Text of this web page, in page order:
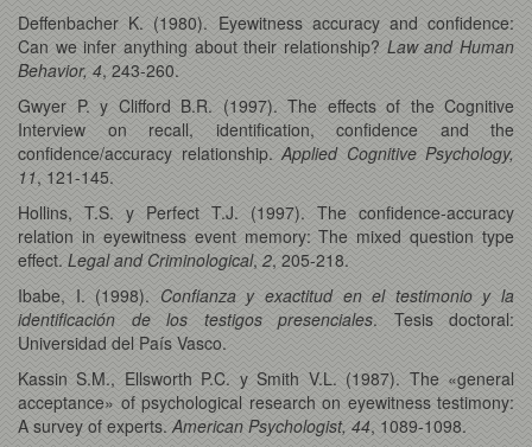
Deffenbacher K. (1980). Eyewitness accuracy and confidence:
Can we infer anything about their relationship? Law and Human
Behavior, 4, 243-260.
Gwyer P. y Clifford B.R. (1997). The effects of the Cognitive
Interview on recall, identification, confidence and the
confidence/accuracy relationship. Applied Cognitive Psychology,
11, 121-145.
Hollins, T.S. y Perfect T.J. (1997). The confidence-accuracy
relation in eyewitness event memory: The mixed question type
effect. Legal and Criminological, 2, 205-218.
Ibabe, I. (1998). Confianza y exactitud en el testimonio y la
identificación de los testigos presenciales. Tesis doctoral:
Universidad del País Vasco.
Kassin S.M., Ellsworth P.C. y Smith V.L. (1987). The «general
acceptance» of psychological research on eyewitness testimony:
A survey of experts. American Psychologist, 44, 1089-1098.